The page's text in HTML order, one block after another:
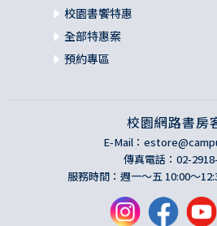
校園書饗特惠
全部特惠案
預約專區
校園網路書房
E-Mail：
傳真電話：02-
服務時間：週一～五 10:00～